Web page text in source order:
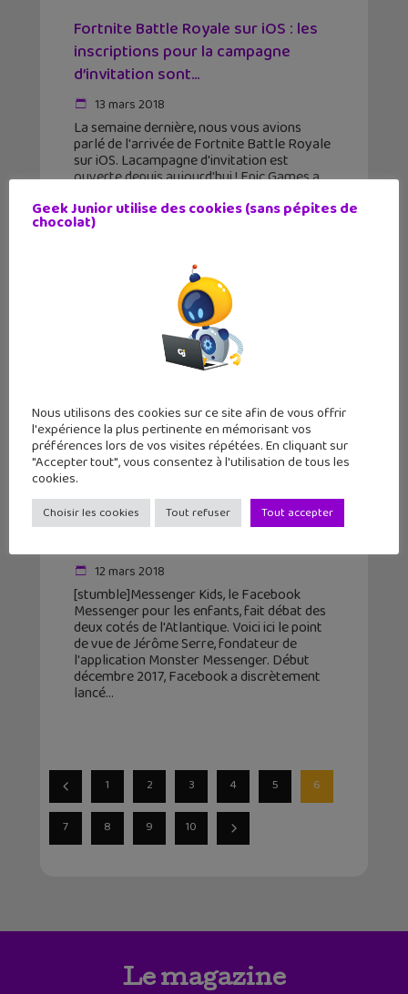
Fortnite Battle Royale sur iOS : les
inscriptions pour la campagne
d’invitation sont...
13 mars 2018
La semaine dernière, nous vous avions
parlé de l'arrivée de Fortnite Battle Royale
sur iOS. Lacampagne d'invitation est
ouverte depuis aujourd'hui ! Epic Games a
l’arrivée de Fortnite Battle
Messenger Kids : pourquoi faut-il
12 mars 2018
[stumble]Messenger Kids, le Facebook
Messenger pour les enfants, fait débat des
deux cotés de l'Atlantique. Voici ici le point
de vue de Jérôme Serre, fondateur de
l'application Monster Messenger. Début
décembre 2017, Facebook a discrètement
lancé
1 2 3 4 5 6
7 8 9 10
Le magazine
Geek Junior utilise des cookies (sans pépites de
chocolat)
Nous utilisons des cookies sur ce site afin de vous offrir
l'expérience la plus pertinente en mémorisant vos
préférences lors de vos visites répétées. En cliquant sur
"Accepter tout", vous consentez à l'utilisation de tous les
cookies.
Choisir les cookies Tout refuser Tout accepter